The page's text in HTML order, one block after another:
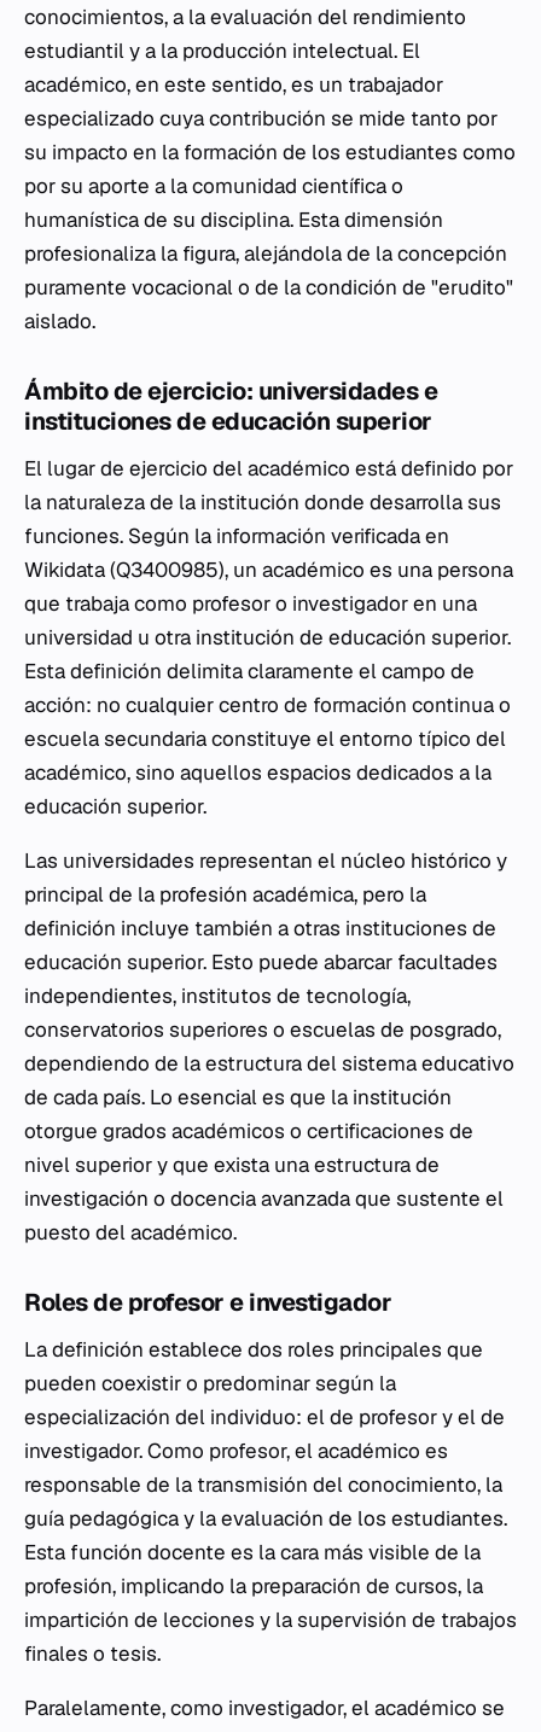
conocimientos, a la evaluación del rendimiento
estudiantil y a la producción intelectual. El
académico, en este sentido, es un trabajador
especializado cuya contribución se mide tanto por
su impacto en la formación de los estudiantes como
por su aporte a la comunidad científica o
humanística de su disciplina. Esta dimensión
profesionaliza la figura, alejándola de la concepción
puramente vocacional o de la condición de "erudito"
aislado.
Ámbito de ejercicio: universidades e
instituciones de educación superior
El lugar de ejercicio del académico está definido por
la naturaleza de la institución donde desarrolla sus
funciones. Según la información verificada en
Wikidata (Q3400985), un académico es una persona
que trabaja como profesor o investigador en una
universidad u otra institución de educación superior.
Esta definición delimita claramente el campo de
acción: no cualquier centro de formación continua o
escuela secundaria constituye el entorno típico del
académico, sino aquellos espacios dedicados a la
educación superior.
Las universidades representan el núcleo histórico y
principal de la profesión académica, pero la
definición incluye también a otras instituciones de
educación superior. Esto puede abarcar facultades
independientes, institutos de tecnología,
conservatorios superiores o escuelas de posgrado,
dependiendo de la estructura del sistema educativo
de cada país. Lo esencial es que la institución
otorgue grados académicos o certificaciones de
nivel superior y que exista una estructura de
investigación o docencia avanzada que sustente el
puesto del académico.
Roles de profesor e investigador
La definición establece dos roles principales que
pueden coexistir o predominar según la
especialización del individuo: el de profesor y el de
investigador. Como profesor, el académico es
responsable de la transmisión del conocimiento, la
guía pedagógica y la evaluación de los estudiantes.
Esta función docente es la cara más visible de la
profesión, implicando la preparación de cursos, la
impartición de lecciones y la supervisión de trabajos
finales o tesis.
Paralelamente, como investigador, el académico se